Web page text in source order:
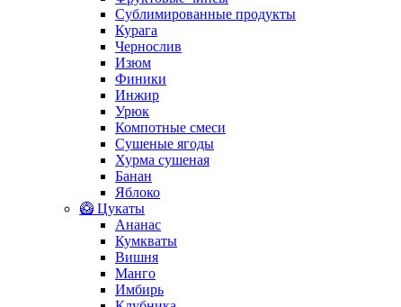
Сублимированные продукты
Курага
Чернослив
Изюм
Финики
Инжир
Урюк
Компотные смеси
Сушеные ягоды
Хурма сушеная
Банан
Яблоко
🥝 Цукаты
Ананас
Кумкваты
Вишня
Манго
Имбирь